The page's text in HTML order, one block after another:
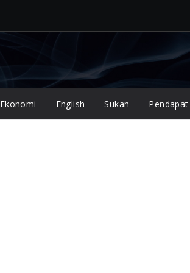
Ekonomi English Sukan Pendapat